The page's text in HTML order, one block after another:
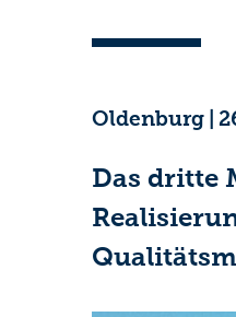
Oldenburg
Das dritte